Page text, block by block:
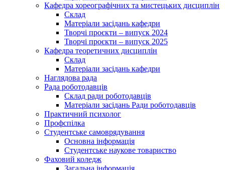
Кафедра хореографічних та мистецьких дисциплін
Склад
Матеріали засідань кафедри
Творчі проєкти – випуск 2024
Творчі проєкти – випуск 2025
Кафедра теоретичних дисциплін
Склад
Матеріали засідань кафедри
Наглядова рада
Рада роботодавців
Склад ради роботодавців
Матеріали засідань Ради роботодавців
Практичний психолог
Профспілка
Студентське самоврядування
Основна інформація
Студентське наукове товариство
Фаховий коледж
Загальна інформація